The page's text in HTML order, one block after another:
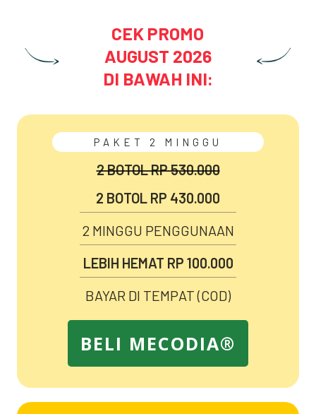
CEK PROMO
AUGUST 2026
DI BAWAH INI:
PAKET 2 MINGGU
2 BOTOL RP 530.000
2 BOTOL RP 430.000
2 MINGGU PENGGUNAAN
LEBIH HEMAT RP 100.000
BAYAR DI TEMPAT (COD)
BELI MECODIA®